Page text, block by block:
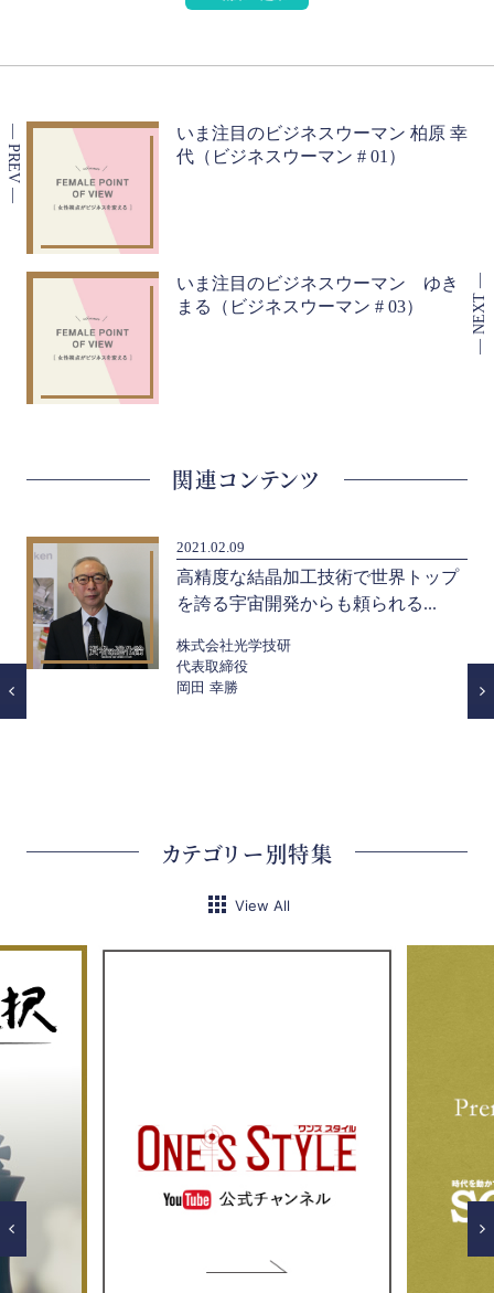
いま注目のビジネスウーマン 柏原 幸
代（ビジネスウーマン # 01）
いま注目のビジネスウーマン ゆき
まる（ビジネスウーマン # 03）
関連コンテンツ
2021.02.09
高精度な結晶加工技術で世界トップ
を誇る宇宙開発からも頼られる...
株式会社光学技研
代表取締役
岡田 幸勝
カテゴリー別特集
View All